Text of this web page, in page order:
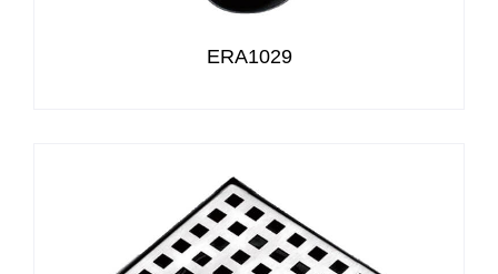
ERA1029